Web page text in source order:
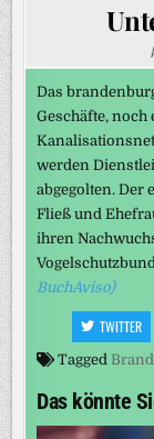
Das
Geschäfte,
werden
abgegolten. Der
Fließ und
ihren
BuchAviso)
TWITTER
Tagged
Das könnte